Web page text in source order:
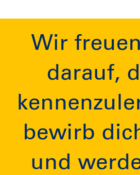
Wir
darauf,
bewirb
und